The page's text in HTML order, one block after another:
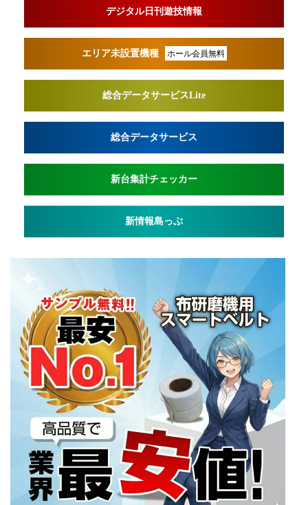
デジタル日刊遊技情報
エリア未設置機種 ホール会員無料
総合データサービスLite
総合データサービス
新台集計チェッカー
新情報島っぷ